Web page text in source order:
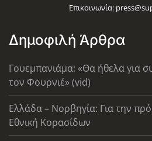
Επικοινωνία:
Δημοφιλή Άρθρα
Γουεμπανιάμα: «Θα ήθελα για
τον Φουρνιέ» (vid)
Ελλάδα – Νορβηγία: Για την
Εθνική Κορασίδων